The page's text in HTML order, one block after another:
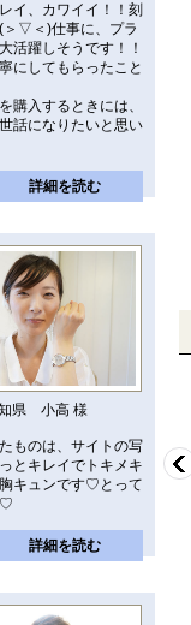
イ、カワイイ！！刻
＞▽＜)仕事に、プラ
活躍しそうです！！
にしてもらったこと
購入するときには、
話になりたいと思い
詳細を読む
県 小高 様
ものは、サイトの写
とキレイでトキメキ
キュンです♡とって
♡
詳細を読む
[dgr*2